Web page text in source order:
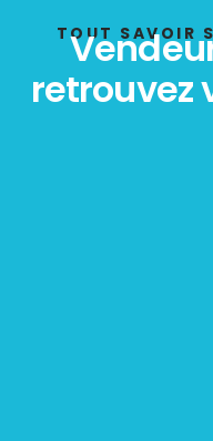
TOUT SAVOIR
retrouvez